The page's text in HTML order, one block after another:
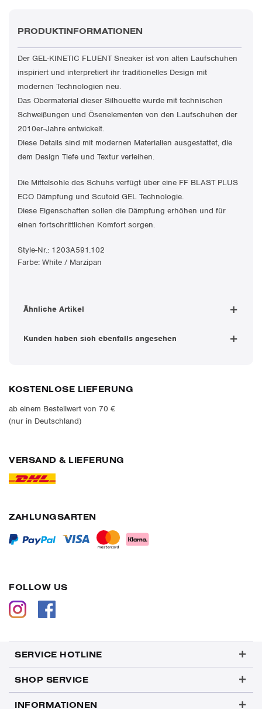
PRODUKTINFORMATIONEN
Der GEL-KINETIC FLUENT Sneaker ist von alten Laufschuhen
inspiriert und interpretiert ihr traditionelles Design mit
modernen Technologien neu.
Das Obermaterial dieser Silhouette wurde mit technischen
Schweißungen und Ösenelementen von den Laufschuhen der
2010er-Jahre entwickelt.
Diese Details sind mit modernen Materialien ausgestattet, die
dem Design Tiefe und Textur verleihen.
Die Mittelsohle des Schuhs verfügt über eine FF BLAST PLUS
ECO Dämpfung und Scutoid GEL Technologie.
Diese Eigenschaften sollen die Dämpfung erhöhen und für
einen fortschrittlichen Komfort sorgen.
Style-Nr.: 1203A591.102
Farbe: White / Marzipan
Ähnliche Artikel
Kunden haben sich ebenfalls angesehen
KOSTENLOSE LIEFERUNG
ab einem Bestellwert von 70 €
(nur in Deutschland)
VERSAND & LIEFERUNG
ZAHLUNGSARTEN
FOLLOW US
SERVICE HOTLINE
SHOP SERVICE
INFORMATIONEN